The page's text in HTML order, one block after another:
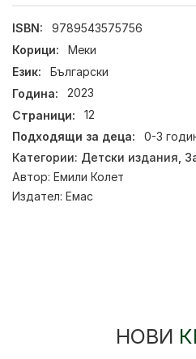
ISBN:
9789543575756
Корици:
Меки
Език:
Български
Година:
2023
Страници:
12
Подходящи за деца:
0-3
Категории: Детски издания
Автор: Емили Колет
Издател: Емас
НОВИ